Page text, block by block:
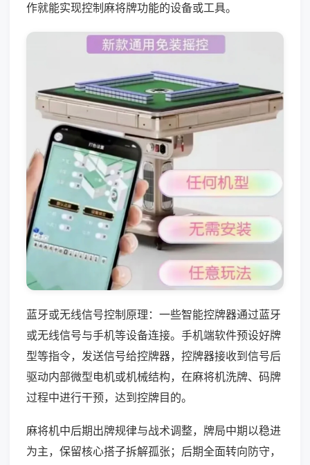
作就能实现控制麻将牌功能的设备或工具。
蓝牙或无线信号控制原理：一些智能控牌器通过蓝牙
或无线信号与手机等设备连接。手机端软件预设好牌
型等指令，发送信号给控牌器，控牌器接收到信号后
驱动内部微型电机或机械结构，在麻将机洗牌、码牌
过程中进行干预，达到控牌目的。
麻将机中后期出牌规律与战术调整，牌局中期以稳进
为主，保留核心搭子拆解孤张；后期全面转向防守，